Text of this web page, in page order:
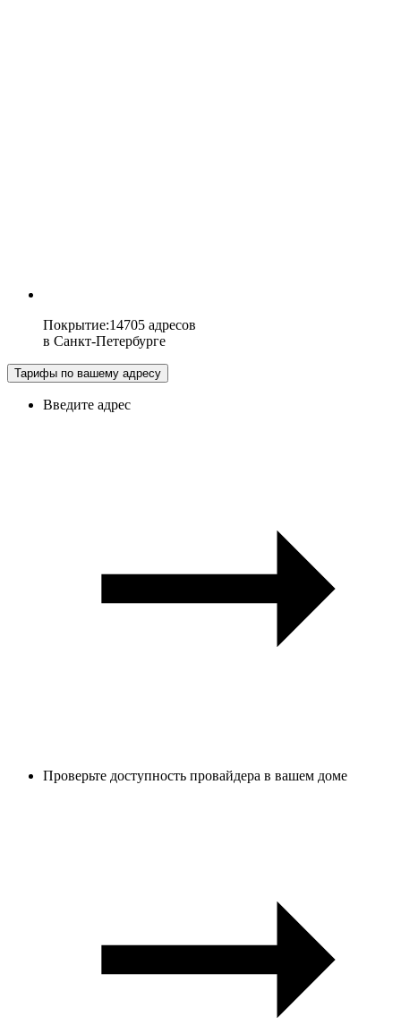
Покрытие:14705 адресов
в Санкт-Петербурге
Тарифы по вашему адресу
Введите адрес
Проверьте доступность провайдера в вашем доме